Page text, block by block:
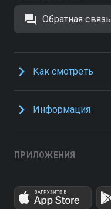
Обратная связь
Как смотреть
Информация
ПРИЛОЖЕНИЯ